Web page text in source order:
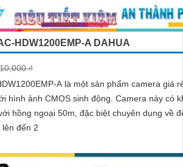
HDW1200EMP-A DAHUA
₫
A là một sản phẩm camera giá
sinh động. Camera này có khả năng
hồng ngoại 50m, đặc biệt chuyên dụng về
đến 2